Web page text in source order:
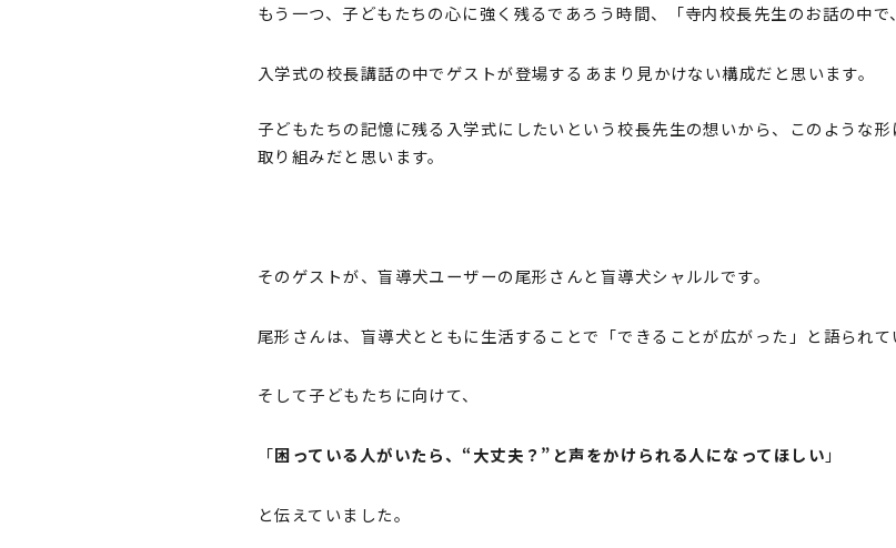
もう一つ、子どもたちの心に強く残るであろう時間、「寺内校長先生のお話の中で
入学式の校長講話の中でゲストが登場する――あまり見かけない構成だと思います。
子どもたちの記憶に残る入学式にしたいという校長先生の想いから、このような
取り組みだと思います。
そのゲストが、盲導犬ユーザーの尾形さんと盲導犬シャルルです。
尾形さんは、盲導犬とともに生活することで「できることが広がった」と語られて
そして子どもたちに向けて、
「困っている人がいたら、“大丈夫？”と声をかけられる人になってほしい 」
と伝えていました。